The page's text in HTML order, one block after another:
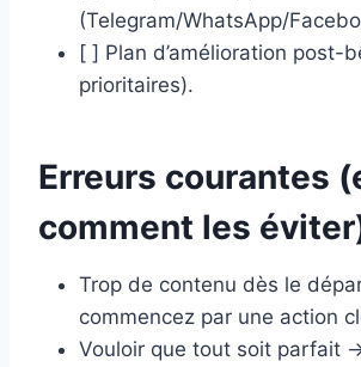
(Telegram/WhatsApp/
[ ] Plan d’amélioration post-
prioritaires).
Erreurs courantes
comment les
Trop de contenu dès le
commencez par une action
Vouloir que tout soit parfait